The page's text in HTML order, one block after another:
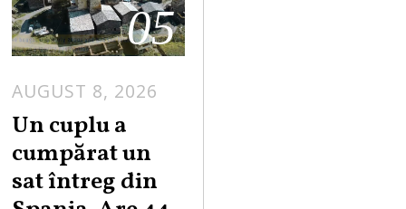
05
AUGUST 8, 2026
Un cuplu a
cumpărat un
sat întreg din